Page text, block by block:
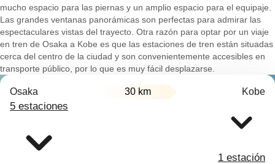
mucho espacio para las piernas y un amplio espacio para el equipaje.
Las grandes ventanas panorámicas son perfectas para admirar las
espectaculares vistas del trayecto. Otra razón para optar por un viaje
en tren de Osaka a Kobe es que las estaciones de tren están situadas
cerca del centro de la ciudad y son convenientemente accesibles en
transporte público, por lo que es muy fácil desplazarse.
Osaka 30 km Kobe
5 estaciones
1 estación